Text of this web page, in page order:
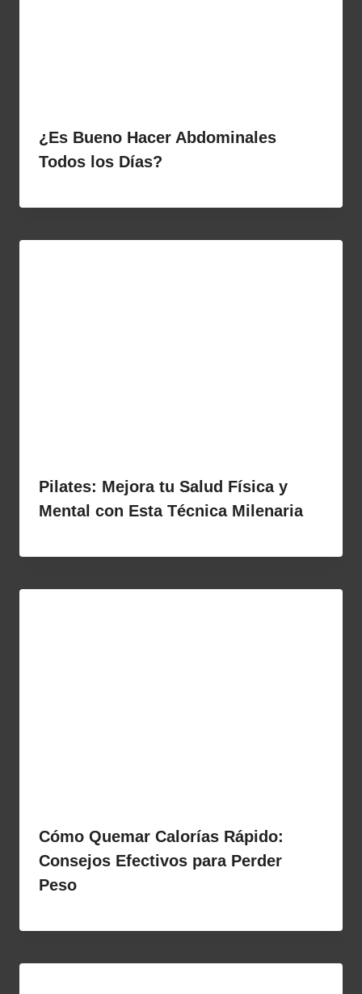
¿Es Bueno Hacer Abdominales
Todos los Días?
Pilates: Mejora tu Salud Física y
Mental con Esta Técnica Milenaria
Cómo Quemar Calorías Rápido:
Consejos Efectivos para Perder
Peso